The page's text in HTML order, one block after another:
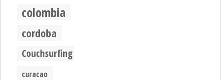
colombia
cordoba
Couchsurfing
curacao